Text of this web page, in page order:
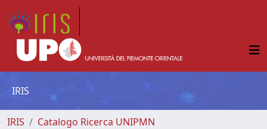
IRIS
IRIS
Catalogo Ricerca UNIPMN